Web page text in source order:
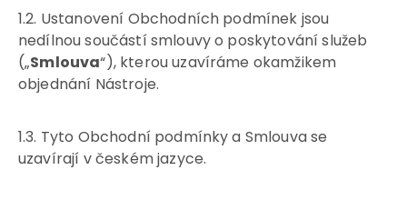
1.2. Ustanovení Obchodních podmínek jsou
nedílnou součástí smlouvy o poskytování služeb
(„Smlouva“), kterou uzavíráme okamžikem
objednání Nástroje.
1.3. Tyto Obchodní podmínky a Smlouva se
uzavírají v českém jazyce.